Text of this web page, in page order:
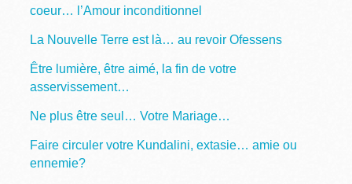
coeur… l’Amour inconditionnel
La Nouvelle Terre est là… au revoir Ofessens
Être lumière, être aimé, la fin de votre
asservissement…
Ne plus être seul… Votre Mariage…
Faire circuler votre Kundalini, extasie… amie ou
ennemie?